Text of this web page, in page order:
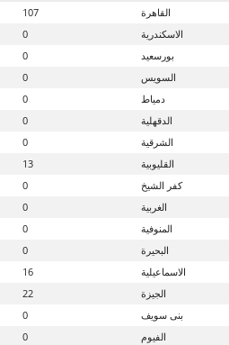
القاهرة 107
الاسكندرية 0
بورسعيد 0
السويس 0
دمياط 0
الدقهلية 0
الشرقية 0
القليوبية 13
كفر الشيخ 0
الغربية 0
المنوفية 0
البحيرة 0
الاسماعيلية 16
الجيزة 22
بنى سويف 0
الفيوم 0